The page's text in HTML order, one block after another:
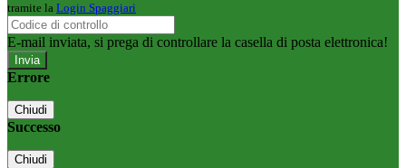
tramite la Login Spaggiari
E-mail inviata, si prega di controllare la casella di posta elettronica!
Errore
Chiudi
Successo
Chiudi